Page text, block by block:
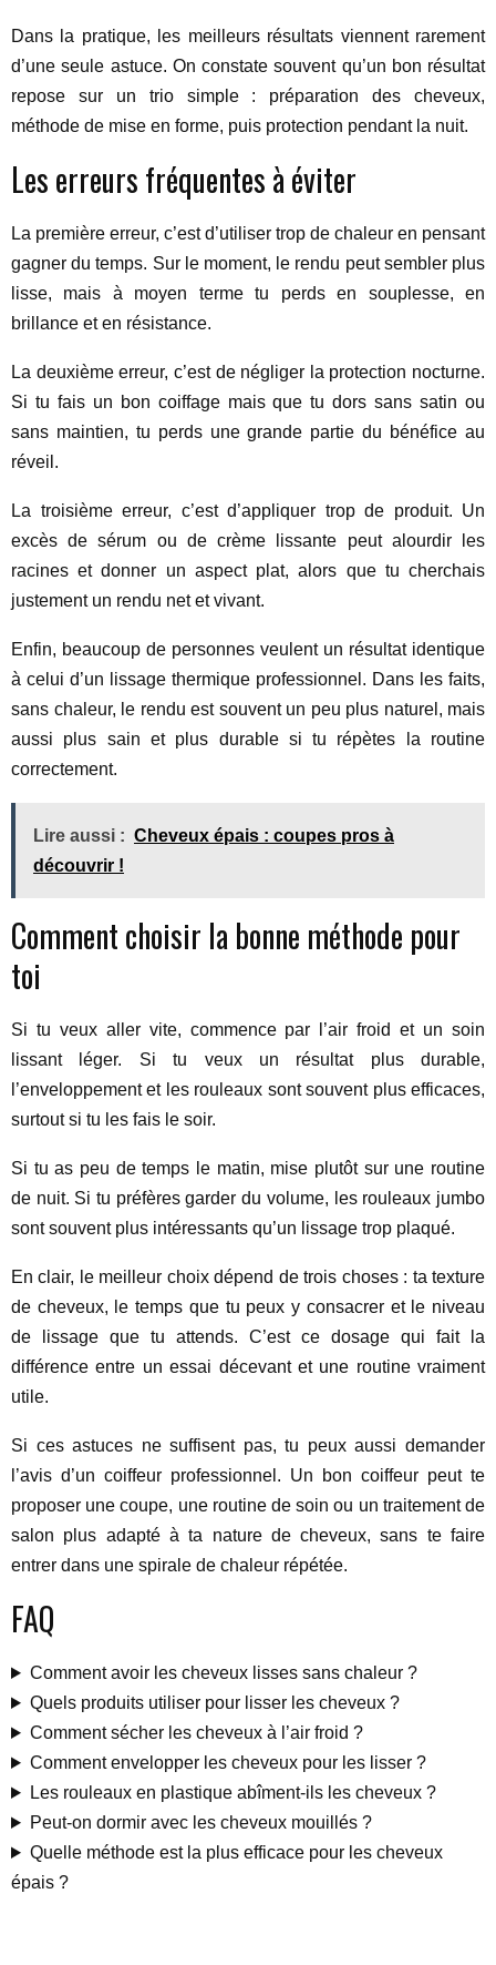
Dans la pratique, les meilleurs résultats viennent rarement
d’une seule astuce. On constate souvent qu’un bon résultat
repose sur un trio simple : préparation des cheveux,
méthode de mise en forme, puis protection pendant la nuit.
Les erreurs fréquentes à éviter
La première erreur, c’est d’utiliser trop de chaleur en pensant
gagner du temps. Sur le moment, le rendu peut sembler plus
lisse, mais à moyen terme tu perds en souplesse, en
brillance et en résistance.
La deuxième erreur, c’est de négliger la protection nocturne.
Si tu fais un bon coiffage mais que tu dors sans satin ou
sans maintien, tu perds une grande partie du bénéfice au
réveil.
La troisième erreur, c’est d’appliquer trop de produit. Un
excès de sérum ou de crème lissante peut alourdir les
racines et donner un aspect plat, alors que tu cherchais
justement un rendu net et vivant.
Enfin, beaucoup de personnes veulent un résultat identique
à celui d’un lissage thermique professionnel. Dans les faits,
sans chaleur, le rendu est souvent un peu plus naturel, mais
aussi plus sain et plus durable si tu répètes la routine
correctement.
Lire aussi : Cheveux épais : coupes pros à
découvrir !
Comment choisir la bonne méthode pour
toi
Si tu veux aller vite, commence par l’air froid et un soin
lissant léger. Si tu veux un résultat plus durable,
l’enveloppement et les rouleaux sont souvent plus efficaces,
surtout si tu les fais le soir.
Si tu as peu de temps le matin, mise plutôt sur une routine
de nuit. Si tu préfères garder du volume, les rouleaux jumbo
sont souvent plus intéressants qu’un lissage trop plaqué.
En clair, le meilleur choix dépend de trois choses : ta texture
de cheveux, le temps que tu peux y consacrer et le niveau
de lissage que tu attends. C’est ce dosage qui fait la
différence entre un essai décevant et une routine vraiment
utile.
Si ces astuces ne suffisent pas, tu peux aussi demander
l’avis d’un coiffeur professionnel. Un bon coiffeur peut te
proposer une coupe, une routine de soin ou un traitement de
salon plus adapté à ta nature de cheveux, sans te faire
entrer dans une spirale de chaleur répétée.
FAQ
Comment avoir les cheveux lisses sans chaleur ?
Quels produits utiliser pour lisser les cheveux ?
Comment sécher les cheveux à l’air froid ?
Comment envelopper les cheveux pour les lisser ?
Les rouleaux en plastique abîment-ils les cheveux ?
Peut-on dormir avec les cheveux mouillés ?
Quelle méthode est la plus efficace pour les cheveux
épais ?